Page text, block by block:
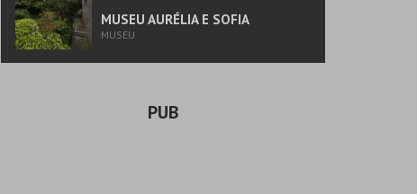
MUSEU AURÉLIA E SOFIA
MUSEU
PUB